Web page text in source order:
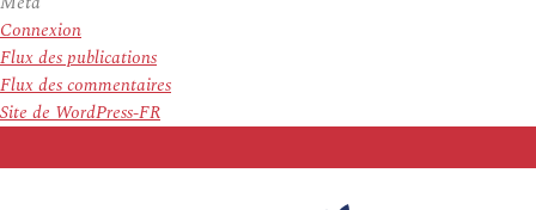
Connexion
Flux des publications
Flux des commentaires
Site de WordPress-FR